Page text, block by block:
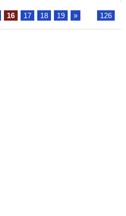
16 17 18 19 » 126